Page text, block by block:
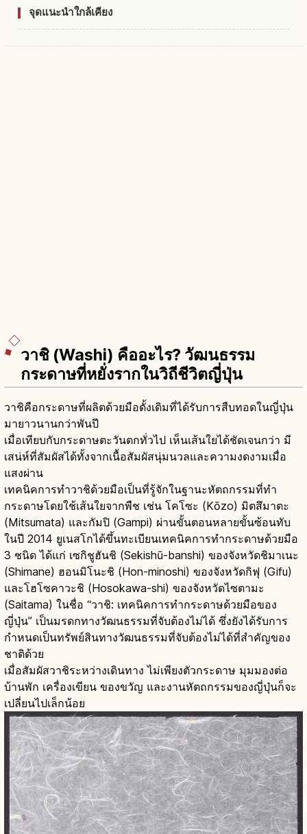
จุดแนะนำใกล้เคียง
วาชิ (Washi) คืออะไร? วัฒนธรรม
กระดาษที่หยั่งรากในวิถีชีวิตญี่ปุ่น
วาชิคือกระดาษที่ผลิตด้วยมือดั้งเดิมที่ได้รับการสืบทอดในญี่ปุ่น
มายาวนานกว่าพันปี
เมื่อเทียบกับกระดาษตะวันตกทั่วไป เห็นเส้นใยได้ชัดเจนกว่า มี
เสน่ห์ที่สัมผัสได้ทั้งจากเนื้อสัมผัสนุ่มนวลและความงดงามเมื่อ
แสงผ่าน
เทคนิคการทำวาชิด้วยมือเป็นที่รู้จักในฐานะหัตถกรรมที่ทำ
กระดาษโดยใช้เส้นใยจากพืช เช่น โคโซะ (Kōzo) มิตสึมาตะ
(Mitsumata) และกัมปิ (Gampi) ผ่านขั้นตอนหลายขั้นซ้อนทับ
ในปี 2014 ยูเนสโกได้ขึ้นทะเบียนเทคนิคการทำกระดาษด้วยมือ
3 ชนิด ได้แก่ เซกิชูฮันชิ (Sekishū-banshi) ของจังหวัดชิมาเนะ
(Shimane) ฮอนมิโนะชิ (Hon-minoshi) ของจังหวัดกิฟุ (Gifu)
และโฮโซคาวะชิ (Hosokawa-shi) ของจังหวัดไซตามะ
(Saitama) ในชื่อ “วาชิ: เทคนิคการทำกระดาษด้วยมือของ
ญี่ปุ่น” เป็นมรดกทางวัฒนธรรมที่จับต้องไม่ได้ ซึ่งยังได้รับการ
กำหนดเป็นทรัพย์สินทางวัฒนธรรมที่จับต้องไม่ได้ที่สำคัญของ
ชาติด้วย
เมื่อสัมผัสวาชิระหว่างเดินทาง ไม่เพียงตัวกระดาษ มุมมองต่อ
บ้านพัก เครื่องเขียน ของขวัญ และงานหัตถกรรมของญี่ปุ่นก็จะ
เปลี่ยนไปเล็กน้อย